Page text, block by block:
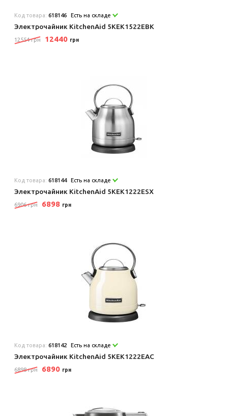
Код товара:618146 Есть на складе
Электрочайник KitchenAid 5KEK1522EBK
12554 грн 12440 грн
Код товара:618144 Есть на складе
Электрочайник KitchenAid 5KEK1222ESX
6906 грн 6898 грн
Код товара:618142 Есть на складе
Электрочайник KitchenAid 5KEK1222EAC
6898 грн 6890 грн